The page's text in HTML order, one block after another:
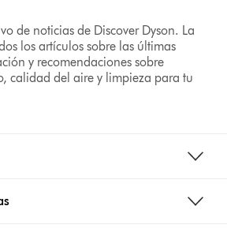
de noticias de Discover Dyson. La
los artículos sobre las últimas
y recomendaciones sobre
calidad del aire y limpieza para tu